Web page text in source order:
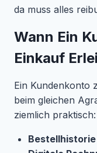
da muss alles
Wann Ein
Einkauf
Ein Kundenkonto
beim gleichen
ziemlich praktisch:
Bestellhistorie